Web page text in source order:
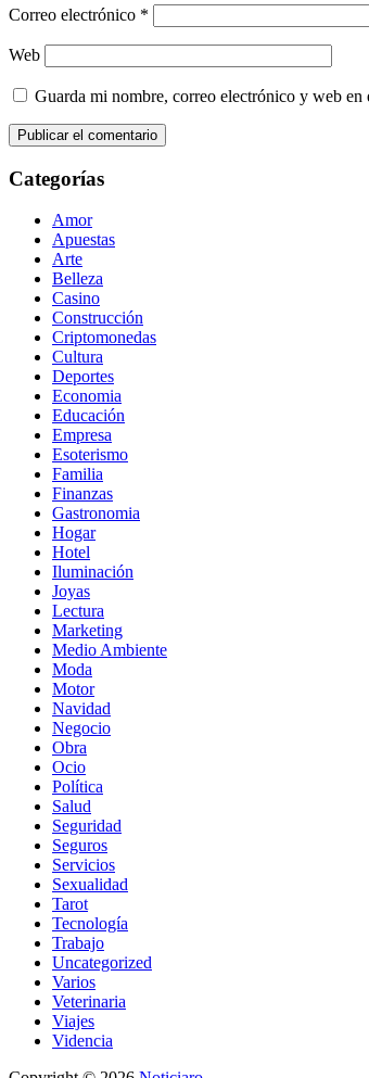
Correo electrónico *
Web
Guarda mi nombre, correo electrónico y web en
Categorías
Amor
Apuestas
Arte
Belleza
Casino
Construcción
Criptomonedas
Cultura
Deportes
Economia
Educación
Empresa
Esoterismo
Familia
Finanzas
Gastronomia
Hogar
Hotel
Iluminación
Joyas
Lectura
Marketing
Medio Ambiente
Moda
Motor
Navidad
Negocio
Obra
Ocio
Política
Salud
Seguridad
Seguros
Servicios
Sexualidad
Tarot
Tecnología
Trabajo
Uncategorized
Varios
Veterinaria
Viajes
Videncia